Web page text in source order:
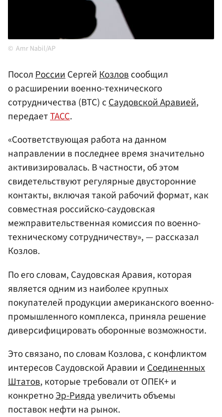
Amr Nabil/AP
ПосолРоссииСергейКозловсообщил
о расширении военно-технического
сотрудничества (ВТС) сСаудовской Аравией,
передаетТАСС.
«Соответствующая работа на данном
направлении в последнее время значительно
активизировалась. В частности, об этом
свидетельствуют регулярные двусторонние
контакты, включая такой рабочий формат, как
совместная российско-саудовская
межправительственная комиссия по военно-
техническому сотрудничеству», — рассказал
Козлов.
По его словам, Саудовская Аравия, которая
является одним из наиболее крупных
покупателей продукции американского военно-
промышленного комплекса, приняла решение
диверсифицировать оборонные возможности.
Это связано, по словам Козлова, с конфликтом
интересов Саудовской Аравии иСоединенных
Штатов, которые требовали от ОПЕК+ и
конкретноЭр-Риядаувеличить объемы
поставок нефти на рынок.